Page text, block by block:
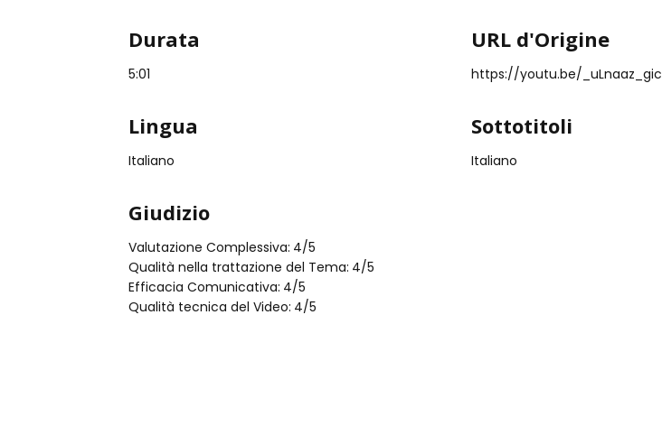
Durata
5:01
URL d'Origine
https://youtu.be/_uLnaaz_gic
Lingua
Italiano
Sottotitoli
Italiano
Giudizio
Valutazione Complessiva: 4/5
Qualità nella trattazione del Tema: 4/5
Efficacia Comunicativa: 4/5
Qualità tecnica del Video: 4/5